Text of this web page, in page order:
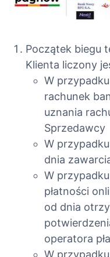
Początek biegu
Klienta liczony
W
rachunek
uznania
Sprzedawcy
W
dnia
W
płatności
od dnia
operatora
W